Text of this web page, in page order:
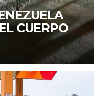
CUERPO
DÍAS EN